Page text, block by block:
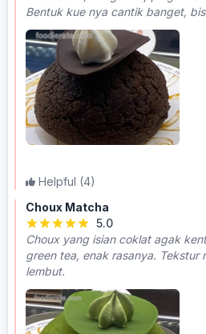
Bentuk kue nya cantik banget,
Helpful (4)
Choux Matcha
5.0
Choux yang isian coklat agak
green tea, enak rasanya. Tekstur
lembut.